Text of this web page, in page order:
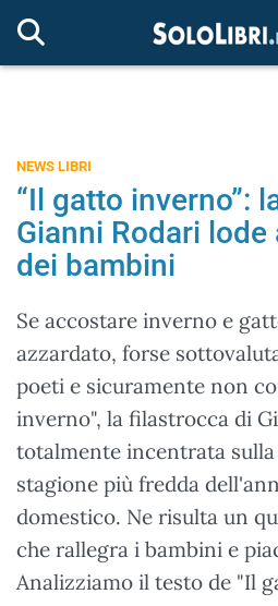
NEWS LIBRI
“Il gatto inverno”:
Gianni Rodari
dei bambini
Se accostare inverno e
azzardato, forse
poeti e sicuramente non
inverno", la filastrocca di
totalmente incentrata
stagione più fredda
domestico. Ne risulta un
che rallegra i bambini e
Analizziamo il testo de "Il